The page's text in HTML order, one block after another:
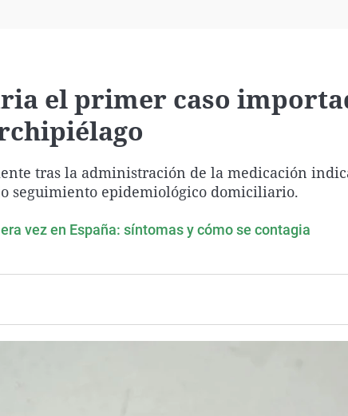
el primer caso
tras la administración de la medicación
seguimiento epidemiológico domiciliario.
vez en España: síntomas y cómo se contagia